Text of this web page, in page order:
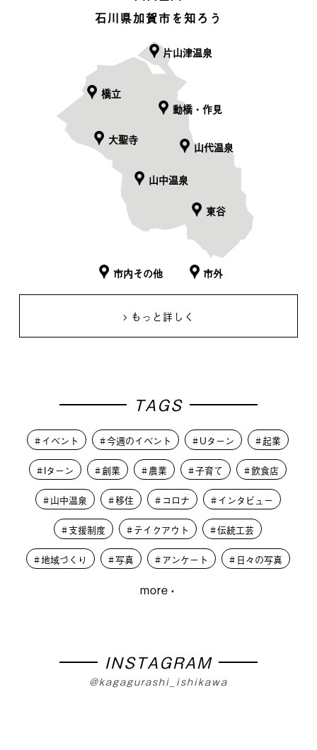
石川県加賀市を知ろう
大聖寺
動橋・作見
片山津温泉
橋立
山代温泉
山中温泉
東谷
市内その他 市外
もっと詳しく
TAGS
イベント 今週のイベント Uターン 起業
Iターン 創業 農業 子育て 飲食店
山中温泉 移住 コロナ インタビュー
支援制度 テイクアウト 伝統工芸
地域づくり 写真 アンケート 日々の写真
PLUSKAGA
more
INSTAGRAM
@kagagurashi_ishikawa